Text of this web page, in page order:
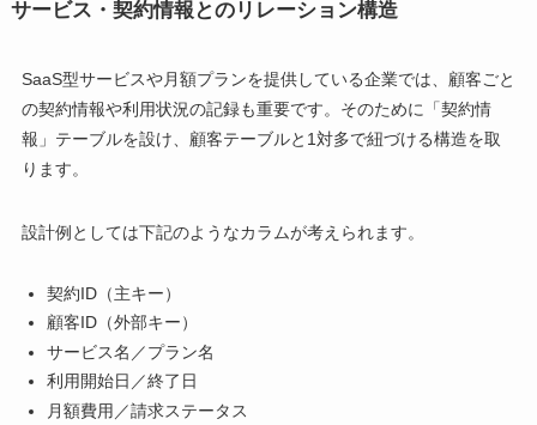
サービス・契約情報とのリレーション構造
SaaS型サービスや月額プランを提供している企業では、顧客ごと
の契約情報や利用状況の記録も重要です。そのために「契約情
報」テーブルを設け、顧客テーブルと1対多で紐づける構造を取
ります。
設計例としては下記のようなカラムが考えられます。
契約ID（主キー）
顧客ID（外部キー）
サービス名／プラン名
利用開始日／終了日
月額費用／請求ステータス